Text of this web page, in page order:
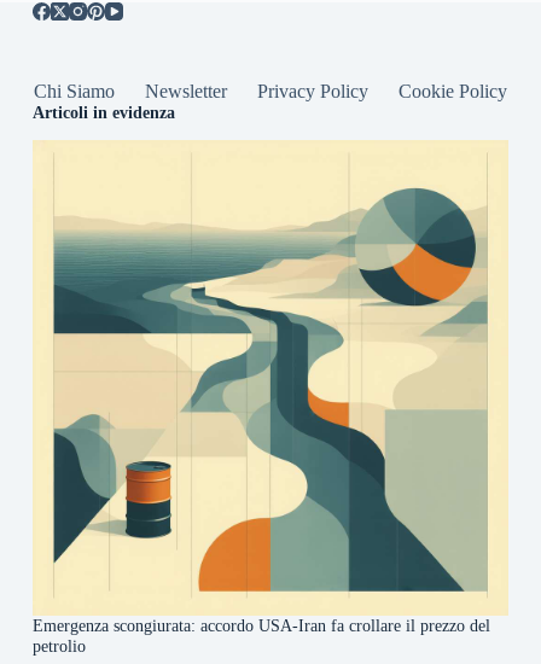
Chi Siamo Newsletter Privacy Policy Cookie Policy
Articoli in evidenza
Emergenza scongiurata: accordo USA-Iran fa crollare il prezzo del
petrolio